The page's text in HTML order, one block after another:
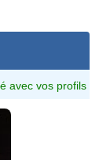
avec vos profils